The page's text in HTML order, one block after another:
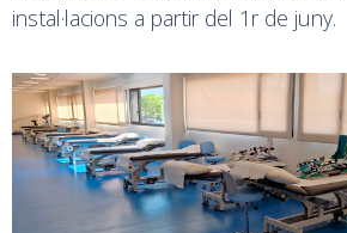
instal·lacions a partir del 1r de juny.